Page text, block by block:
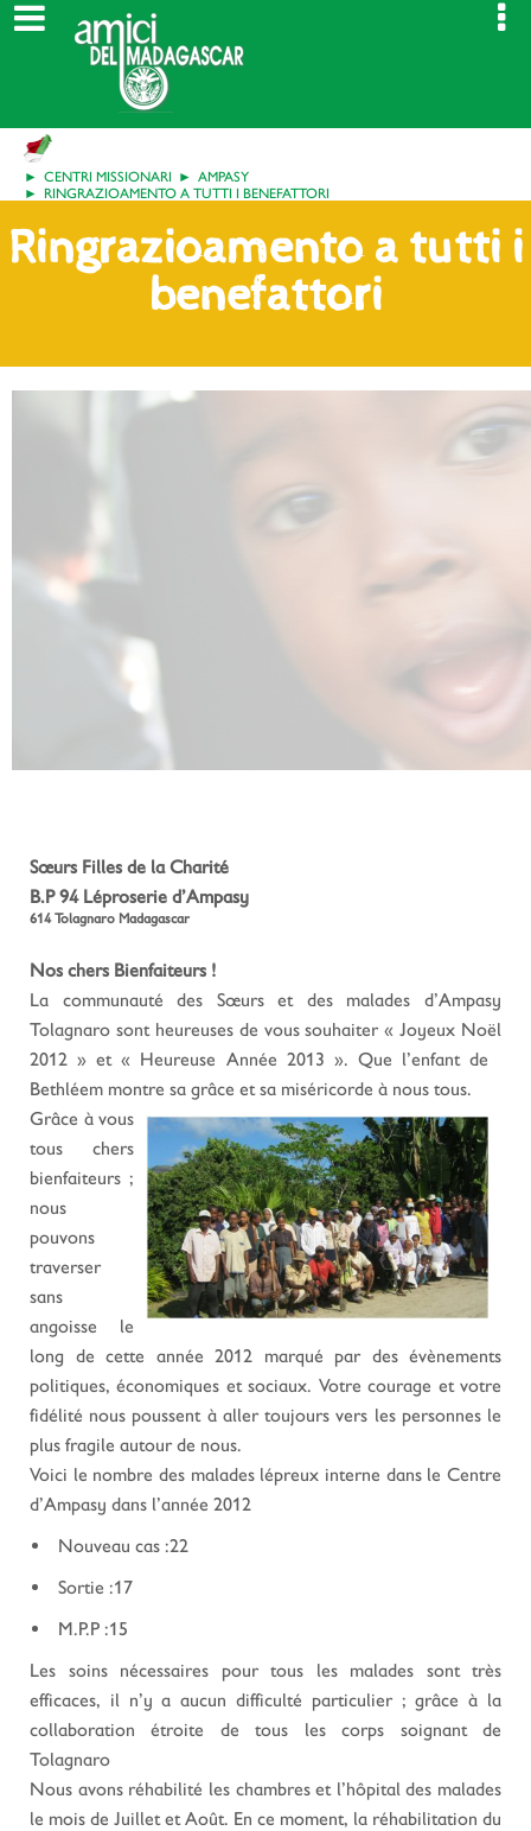
CENTRI MISSIONARI
AMPASY
RINGRAZIOAMENTO A TUTTI I BENEFATTORI
Ringrazioamento a tutti i
benefattori
Sœurs Filles de la Charité
B.P 94 Léproserie d’Ampasy
614 Tolagnaro Madagascar
Nos chers Bienfaiteurs !
La communauté des Sœurs et des malades d’Ampasy
Tolagnaro sont heureuses de vous souhaiter « Joyeux Noël
2012 » et « Heureuse Année 2013 ». Que l’enfant de
Bethléem montre sa grâce et sa miséricorde à nous tous.
Grâce à vous
tous chers
bienfaiteurs ;
nous
pouvons
traverser
sans
angoisse le
long de cette année 2012 marqué par des évènements
politiques, économiques et sociaux. Votre courage et votre
fidélité nous poussent à aller toujours vers les personnes le
plus fragile autour de nous.
Voici le nombre des malades lépreux interne dans le Centre
d’Ampasy dans l’année 2012
Nouveau cas :22
Sortie :17
M.P.P :15
Les soins nécessaires pour tous les malades sont très
efficaces, il n’y a aucun difficulté particulier ; grâce à la
collaboration étroite de tous les corps soignant de
Tolagnaro
Nous avons réhabilité les chambres et l’hôpital des malades
le mois de Juillet et Août. En ce moment, la réhabilitation du